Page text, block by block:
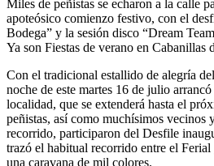
Miles de peñistas se echaron a la calle
apoteósico comienzo festivo, con el
Bodega” y la sesión disco “Dream
Ya son Fiestas de verano en Cabanillas
Con el tradicional estallido de alegría
noche de este martes 16 de julio
localidad, que se extenderá hasta el
peñistas, así como muchísimos vecinos
recorrido, participaron del Desfile
trazó el habitual recorrido entre el
una caravana de mil colores.